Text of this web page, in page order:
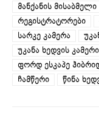
მანქანის მისაბმელი
რეგისტრატორები
სარკე კამერა
უკანა ხედვის
ფორდ ესკაპე
ჩამწერი
წინა